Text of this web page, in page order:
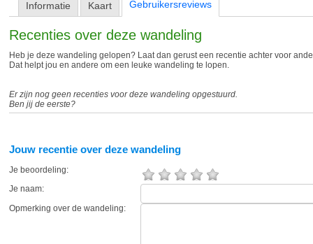
Informatie Kaart Gebruikersreviews
Recenties over deze wandeling
Heb je deze wandeling gelopen? Laat dan gerust een recentie achter voor
Dat helpt jou en andere om een leuke wandeling te lopen.
Er zijn nog geen recenties voor deze wandeling opgestuurd.
Ben jij de eerste?
Jouw recentie over deze wandeling
Je beoordeling:
Je naam:
Opmerking over de wandeling: